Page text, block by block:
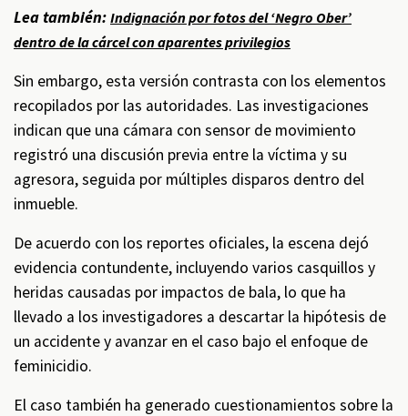
Lea también: Indignación por fotos del ‘Negro Ober’
dentro de la cárcel con aparentes privilegios
Sin embargo, esta versión contrasta con los elementos
recopilados por las autoridades. Las investigaciones
indican que una cámara con sensor de movimiento
registró una discusión previa entre la víctima y su
agresora, seguida por múltiples disparos dentro del
inmueble.
De acuerdo con los reportes oficiales, la escena dejó
evidencia contundente, incluyendo varios casquillos y
heridas causadas por impactos de bala, lo que ha
llevado a los investigadores a descartar la hipótesis de
un accidente y avanzar en el caso bajo el enfoque de
feminicidio.
El caso también ha generado cuestionamientos sobre la